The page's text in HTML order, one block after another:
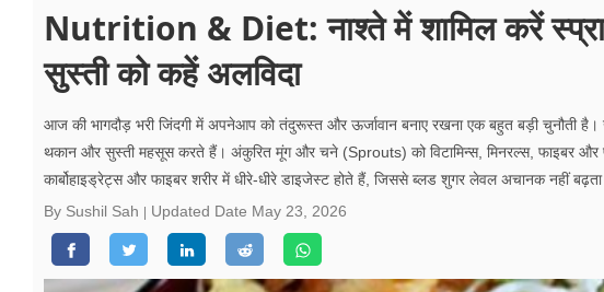
वेब स्टोरीज
उत्तर प्रदेश
वीडियो
रिलेशनशिप
जीवन मंत्रा
Nutrition & Diet: नाश्ते में शामिल करें
सुस्ती को कहें अलविदा
आज की भागदौड़ भरी जिंदगी में अपनेआप को तंदुरूस्त और ऊर्जावान बनाए रखना एक बहुत बड़ी चुनौती
थकान और सुस्ती महसूस करते हैं। अंकुरित मूंग और चने (Sprouts) को विटामिन्स, मिनरल्स, फाइबर और
कार्बोहाइड्रेट्स और फाइबर शरीर में धीरे-धीरे डाइजेस्ट होते हैं, जिससे ब्लड शुगर लेवल अचानक नहीं बढ़ता
By Sushil Sah
Updated Date May 23, 2026